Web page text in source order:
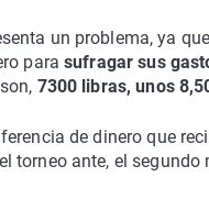
un problema, ya
para sufragar sus
7300 libras, unos
de dinero que
torneo ante, el